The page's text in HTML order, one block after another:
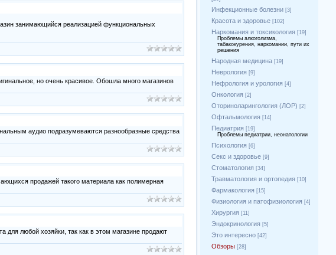
занимающийся реализацией функциональных
но очень красивое. Обошла много магазинов
аудио подразумеваются разнообразные средства
продажей такого материала как полимерная
для любой хозяйки, так как в этом магазине продают
Инфекционные болезни [3]
Красота и здоровье [102]
Наркомания и токсикология [19]
Проблемы алкоголизма,
табакокурения, наркомании, пути их
решения
Народная медицина [19]
Неврология [9]
Нефрология и урология [4]
Онкология [2]
Оториноларингология (ЛОР) [2]
Офтальмология [14]
Педиатрия [19]
Проблемы педиатрии, неонатологии
Психология [6]
Секс и здоровье [9]
Стоматология [34]
Травматология и ортопедия [10]
Фармакология [15]
Физиология и патофизиология [4]
Хирургия [11]
Эндокринология [5]
Это интересно [42]
Обзоры [28]